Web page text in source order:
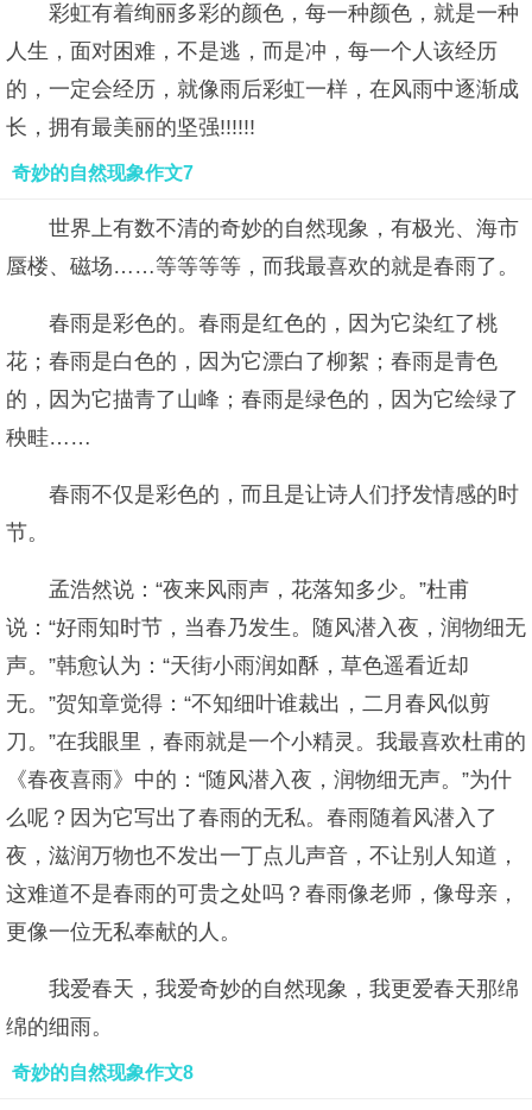
彩虹有着绚丽多彩的颜色，每一种颜色，就是一种
人生，面对困难，不是逃，而是冲，每一个人该经历
的，一定会经历，就像雨后彩虹一样，在风雨中逐渐成
长，拥有最美丽的坚强!!!!!!
奇妙的自然现象作文7
世界上有数不清的奇妙的自然现象，有极光、海市
蜃楼、磁场……等等等等，而我最喜欢的就是春雨了。
春雨是彩色的。春雨是红色的，因为它染红了桃
花；春雨是白色的，因为它漂白了柳絮；春雨是青色
的，因为它描青了山峰；春雨是绿色的，因为它绘绿了
秧畦……
春雨不仅是彩色的，而且是让诗人们抒发情感的时
节。
孟浩然说：“夜来风雨声，花落知多少。”杜甫
说：“好雨知时节，当春乃发生。随风潜入夜，润物细无
声。”韩愈认为：“天街小雨润如酥，草色遥看近却
无。”贺知章觉得：“不知细叶谁裁出，二月春风似剪
刀。”在我眼里，春雨就是一个小精灵。我最喜欢杜甫的
《春夜喜雨》中的：“随风潜入夜，润物细无声。”为什
么呢？因为它写出了春雨的无私。春雨随着风潜入了
夜，滋润万物也不发出一丁点儿声音，不让别人知道，
这难道不是春雨的可贵之处吗？春雨像老师，像母亲，
更像一位无私奉献的人。
我爱春天，我爱奇妙的自然现象，我更爱春天那绵
绵的细雨。
奇妙的自然现象作文8